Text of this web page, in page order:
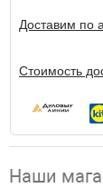
Доставим по
Стоимость
Наши